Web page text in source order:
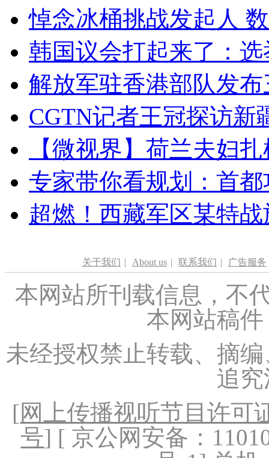
悼念冰桶挑战发起人
韩国议会打起来了：
解放军驻香港部队发
CGTN记者王冠探访新
【微视界】荷兰夫妇
专家带你看规划：首
超燃！西藏军区某特
关于我们 | About us | 联系我们 | 广告服务
本网站所刊载信息，不
本网站稿
未经授权禁止转载、摘
追
[网上传播视听节目许可
号] [ 京公网安备：